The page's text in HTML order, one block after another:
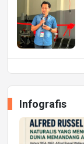
Infografis